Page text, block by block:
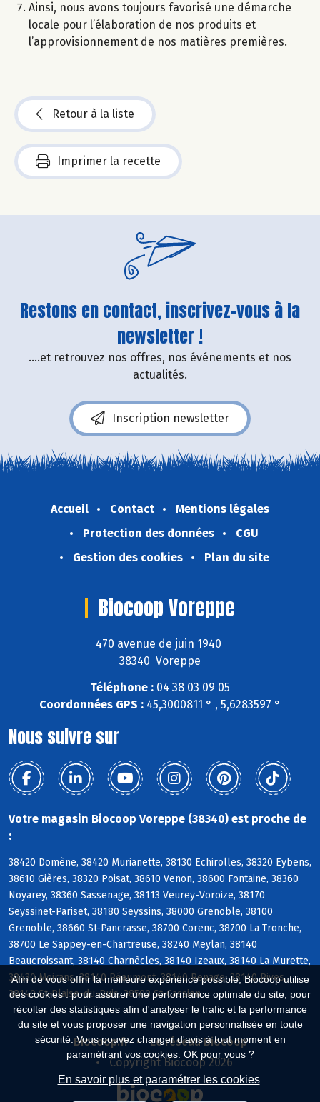
Afin de vous offrir la meilleure expérience possible, Biocoop utilise
des cookies : pour assurer une performance optimale du site, pour
récolter des statistiques afin d'analyser le trafic et la performance
du site et vous proposer une navigation personnalisée en toute
sécurité. Vous pouvez changer d'avis à tout moment en
paramétrant vos cookies. OK pour vous ?
En savoir plus et paramétrer les cookies
Ainsi, nous avons toujours favorisé une démarche
locale pour l’élaboration de nos produits et
l’approvisionnement de nos matières premières.
Retour à la liste
Imprimer la recette
Restons en contact, inscrivez-vous à la
newsletter !
....et retrouvez nos offres, nos événements et nos
actualités.
Inscription newsletter
Accueil Contact
Mentions légales
Protection des données
CGU
Gestion des cookies
Plan du site
Biocoop Voreppe
470 avenue de juin 1940
38340 Voreppe
Téléphone : 04 38 03 09 05
Coordonnées GPS : 45,3000811 ° , 5,6283597 °
Nous suivre sur
Votre magasin Biocoop Voreppe (38340) est proche de
:
38420 Domène, 38420 Murianette, 38130 Echirolles, 38320 Eybens,
38610 Gières, 38320 Poisat, 38610 Venon, 38600 Fontaine, 38360
Noyarey, 38360 Sassenage, 38113 Veurey-Voroize, 38170
Seyssinet-Pariset, 38180 Seyssins, 38000 Grenoble, 38100
Grenoble, 38660 St-Pancrasse, 38700 Corenc, 38700 La Tronche,
38700 Le Sappey-en-Chartreuse, 38240 Meylan, 38140
Beaucroissant, 38140 Charnècles, 38140 Izeaux, 38140 La Murette,
38430 Moirans, 38140 Réaumont, 38140 Renage, 38140 Rives,
38140 St-Blaise-du-Buis, 38500 St-Cassien
Biocoop.fr
Le réseau Biocoop
Copyright Biocoop 2026